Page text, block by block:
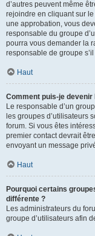
d’autres peuvent même
rejoindre en cliquant sur
une approbation, vous
responsable du groupe
pourra vous demander la
responsable de groupe
Haut
Comment puis-je devenir
Le responsable d’un
les groupes d’utilisateurs
forum. Si vous êtes
premier contact devrait
envoyant un message
Haut
Pourquoi certains
différente ?
Les administrateurs du
groupe d’utilisateurs afin